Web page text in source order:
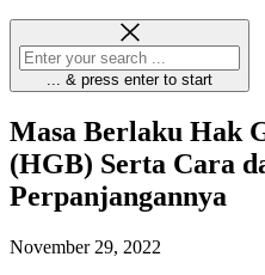
... & press enter to start
Masa Berlaku Hak
(HGB) Serta Cara
Perpanjangannya
November 29, 2022